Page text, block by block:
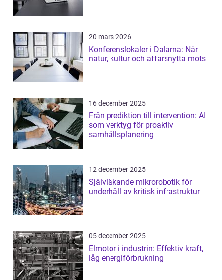
20 mars 2026
Konferenslokaler i Dalarna: När
natur, kultur och affärsnytta möts
16 december 2025
Från prediktion till intervention: AI
som verktyg för proaktiv
samhällsplanering
12 december 2025
Självläkande mikrorobotik för
underhåll av kritisk infrastruktur
05 december 2025
Elmotor i industrin: Effektiv kraft,
låg energiförbrukning